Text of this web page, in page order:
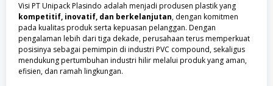
Visi PT Unipack Plasindo adalah menjadi produsen plastik yang
kompetitif, inovatif, dan berkelanjutan, dengan komitmen
pada kualitas produk serta kepuasan pelanggan. Dengan
pengalaman lebih dari tiga dekade, perusahaan terus memperkuat
posisinya sebagai pemimpin di industri PVC compound, sekaligus
mendukung pertumbuhan industri hilir melalui produk yang aman,
efisien, dan ramah lingkungan.